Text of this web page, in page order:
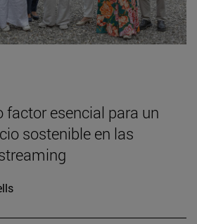
factor esencial para un
sostenible en las